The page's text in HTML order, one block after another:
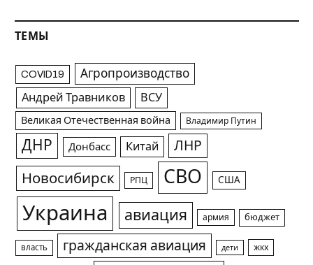
ТЕМЫ
COVID19 Агропроизводство
Андрей Травников ВСУ
Великая Отечественная война Владимир Путин
ДНР Донбасс Китай ЛНР
Новосибирск РПЦ СВО США
Украина авиация армия бюджет
власть гражданская авиация дети жкх